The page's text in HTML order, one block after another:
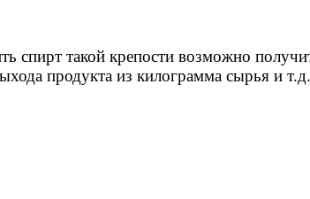
спирт такой крепости возможно
продукта из килограмма сырья и т.д.